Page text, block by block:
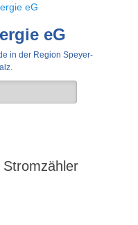
eG
in der Region Speyer-